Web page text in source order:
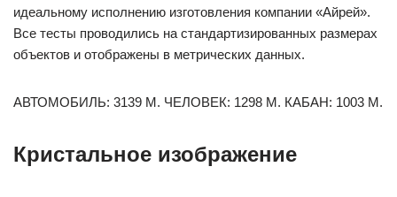
идеальному исполнению изготовления компании «Айрей».
Все тесты проводились на стандартизированных размерах
объектов и отображены в метрических данных.
АВТОМОБИЛЬ: 3139 М. ЧЕЛОВЕК: 1298 М. КАБАН: 1003 М.
Кристальное изображение